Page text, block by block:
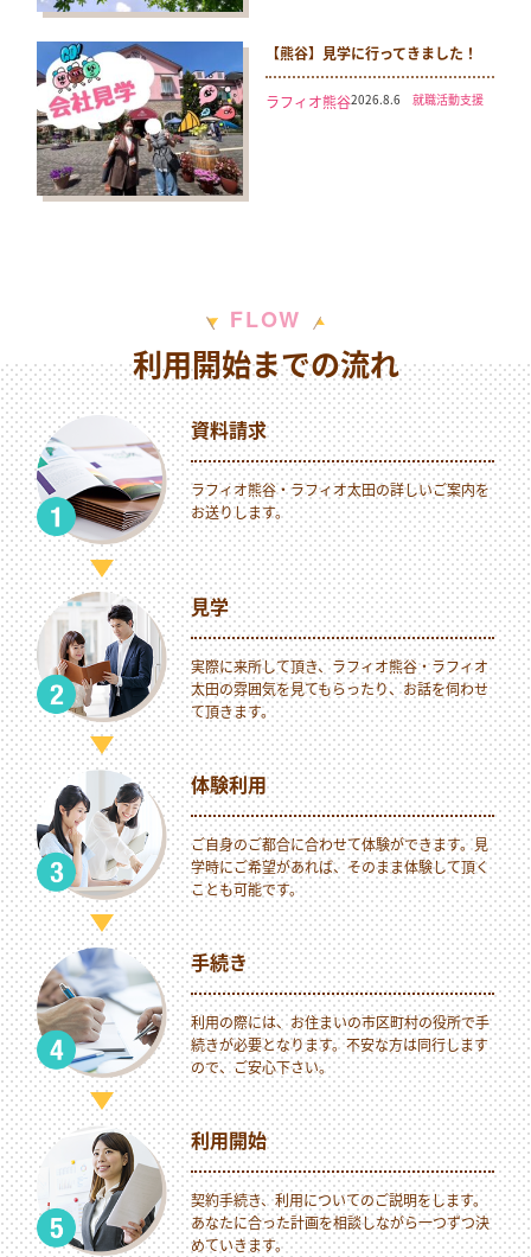
【熊谷】見学に行ってきました！
ラフィオ熊谷2026.8.6 就職活動支援
FLOW
利用開始までの流れ
資料請求
ラフィオ熊谷・ラフィオ太田の詳しいご案内を
お送りします。
見学
実際に来所して頂き、ラフィオ熊谷・ラフィオ
太田の雰囲気を見てもらったり、お話を伺わせ
て頂きます。
体験利用
ご自身のご都合に合わせて体験ができます。見
学時にご希望があれば、そのまま体験して頂く
ことも可能です。
手続き
利用の際には、お住まいの市区町村の役所で手
続きが必要となります。不安な方は同行します
ので、ご安心下さい。
利用開始
契約手続き、利用についてのご説明をします。
あなたに合った計画を相談しながら一つずつ決
めていきます。